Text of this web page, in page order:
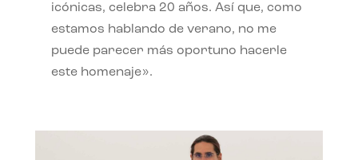
icónicas, celebra 20 años. Así que, como
estamos hablando de verano, no me
puede parecer más oportuno hacerle
este homenaje».